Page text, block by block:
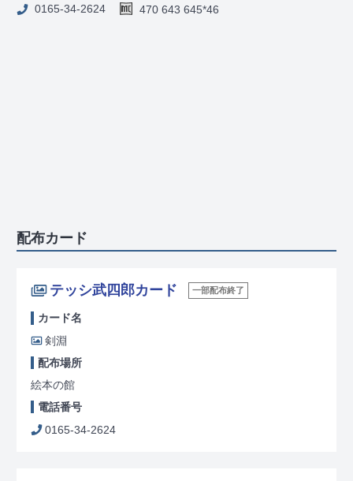
0165-34-2624
470 643 645*46
配布カード
テッシ武四郎カード 一部配布終了
カード名
剣淵
配布場所
絵本の館
電話番号
0165-34-2624